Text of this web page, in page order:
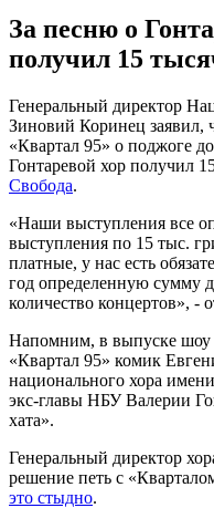
За песню о
получил 15
Генеральный директор
Зиновий Коринец заявил,
«Квартал 95» о поджоге
Гонтаревой хор получил
Свобода.
«Наши выступления все
выступления по 15 тыс.
платные, у нас есть
год определенную сумму
количество концертов», -
Напомним, в выпуске шоу
«Квартал 95» комик
национального хора
экс-главы НБУ Валерии
хата».
Генеральный директор
решение петь с
это стыдно.